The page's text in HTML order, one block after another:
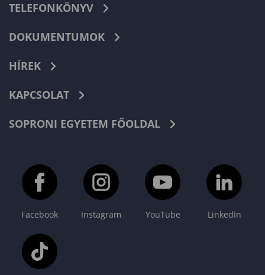
TELEFONKÖNYV
DOKUMENTUMOK
HÍREK
KAPCSOLAT
SOPRONI EGYETEM FŐOLDAL
Facebook Instagram YouTube LinkedIn